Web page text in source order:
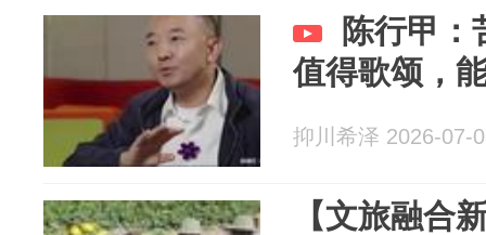
陈行甲：
值得歌颂，
抑川希泽 2026-07-
【文旅融合